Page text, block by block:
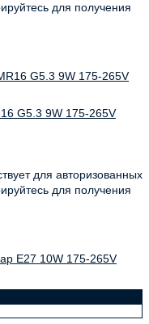
для получения
G5.3 9W 175-265V
для авторизованных
для получения